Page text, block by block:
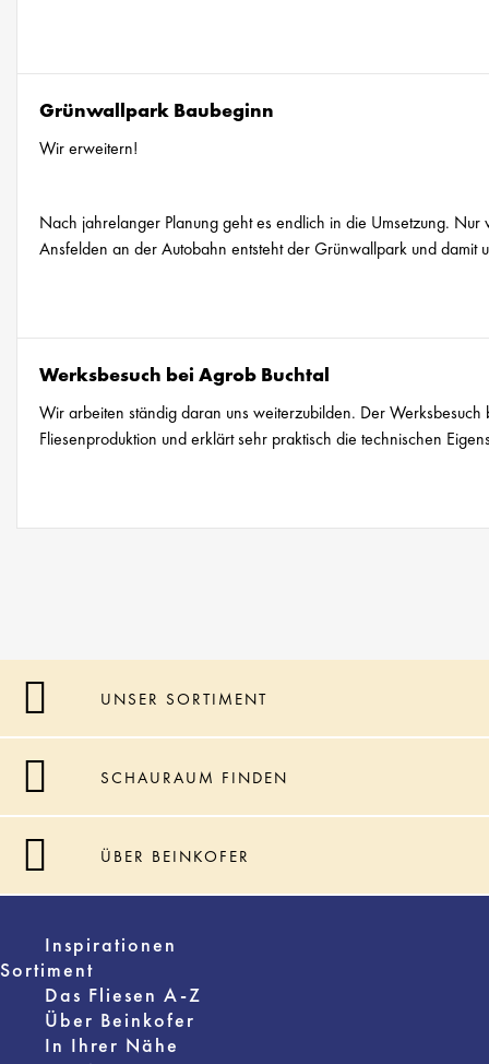
Grünwallpark Baubeginn
Wir erweitern!
Nach jahrelanger Planung geht es endlich in die Umsetzung.
Ansfelden an der Autobahn entsteht der Grünwallpark und damit
Werksbesuch bei Agrob Buchtal
Wir arbeiten ständig daran uns weiterzubilden. Der
Fliesenproduktion und erklärt sehr praktisch die technischen
UNSER SORTIMENT
SCHAURAUM FINDEN
ÜBER BEINKOFER
Inspirationen
Sortiment
Das Fliesen A-Z
Über Beinkofer
In Ihrer Nähe